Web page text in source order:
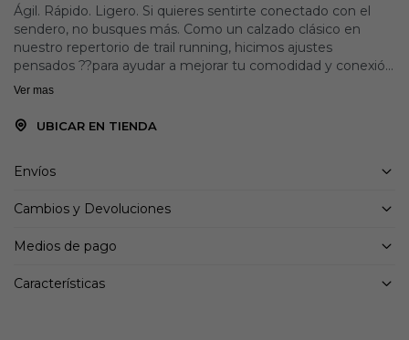
Ágil. Rápido. Ligero. Si quieres sentirte conectado con el
sendero, no busques más. Como un calzado clásico en
nuestro repertorio de trail running, hicimos ajustes
pensados ??para ayudar a mejorar tu comodidad y conexión
con el sendero. La nueva construcción de la lengüeta y el
más cómodo al pisar, mientras que las nuevas herramientas
ubicación de los tacos de la suela para una mayor tracción.
suficientemente acolchada como para sentirte protegido.
mucho espacio para que tus dedos se muevan con mayor
Ver mas
UBICAR EN TIENDA
Envíos
Cambios y Devoluciones
Medios de pago
Características